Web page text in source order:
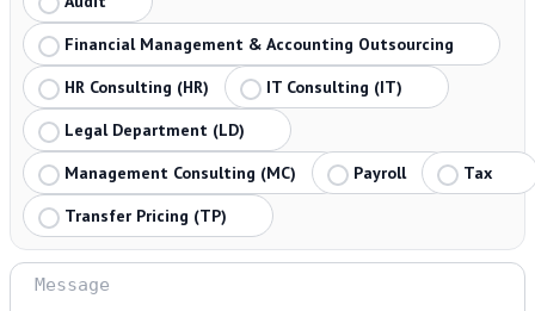
Financial Management & Accounting Outsourcing
HR Consulting (HR)
IT Consulting (IT)
Legal Department (LD)
Management Consulting (MC)
Payroll
Tax
Transfer Pricing (TP)